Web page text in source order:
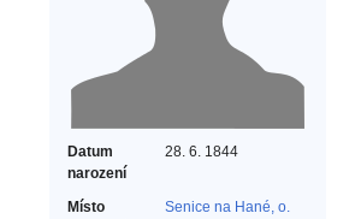
Datum
narození
28. 6. 1844
Místo
Senice na Hané, o.